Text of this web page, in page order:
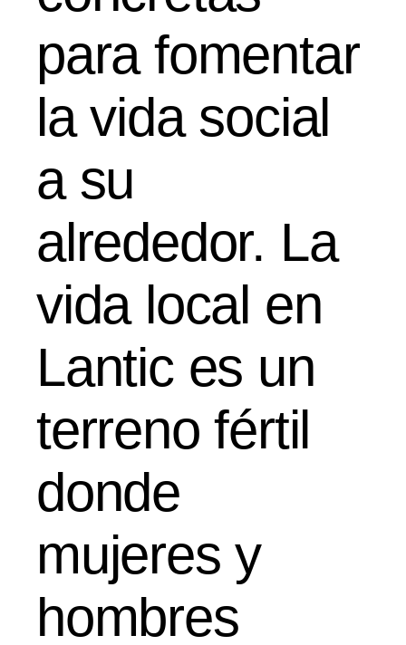
para fomentar
la vida social
a su
alrededor. La
vida local en
Lantic es un
terreno fértil
donde
mujeres y
hombres